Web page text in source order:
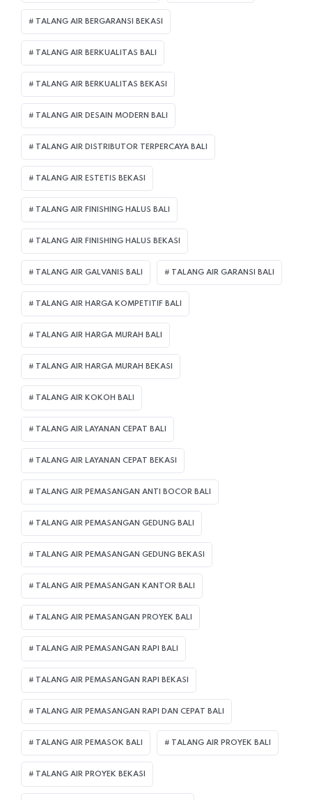
TALANG AIR BERGARANSI BEKASI
TALANG AIR BERKUALITAS BALI
TALANG AIR BERKUALITAS BEKASI
TALANG AIR DESAIN MODERN BALI
TALANG AIR DISTRIBUTOR TERPERCAYA BALI
TALANG AIR ESTETIS BEKASI
TALANG AIR FINISHING HALUS BALI
TALANG AIR FINISHING HALUS BEKASI
TALANG AIR GALVANIS BALI TALANG AIR GARANSI BALI
TALANG AIR HARGA KOMPETITIF BALI
TALANG AIR HARGA MURAH BALI
TALANG AIR HARGA MURAH BEKASI
TALANG AIR KOKOH BALI
TALANG AIR LAYANAN CEPAT BALI
TALANG AIR LAYANAN CEPAT BEKASI
TALANG AIR PEMASANGAN ANTI BOCOR BALI
TALANG AIR PEMASANGAN GEDUNG BALI
TALANG AIR PEMASANGAN GEDUNG BEKASI
TALANG AIR PEMASANGAN KANTOR BALI
TALANG AIR PEMASANGAN PROYEK BALI
TALANG AIR PEMASANGAN RAPI BALI
TALANG AIR PEMASANGAN RAPI BEKASI
TALANG AIR PEMASANGAN RAPI DAN CEPAT BALI
TALANG AIR PEMASOK BALI TALANG AIR PROYEK BALI
TALANG AIR PROYEK BEKASI